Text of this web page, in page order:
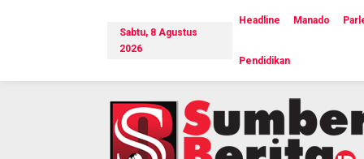
i
Sabtu, 8 Agustus
2026
Headline Manado
Pendidikan